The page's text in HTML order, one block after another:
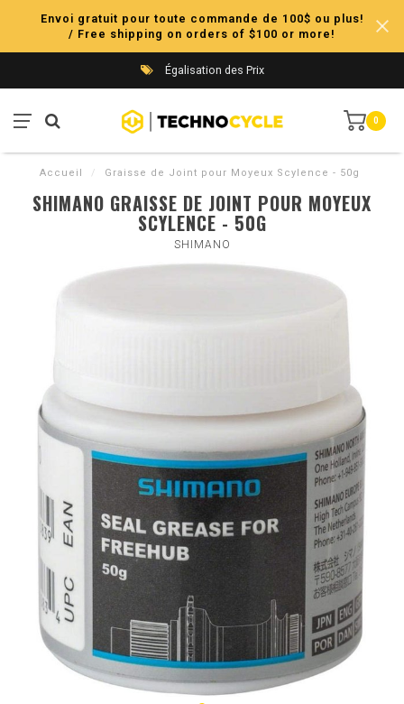
Envoi gratuit pour toute commande de 100$ ou plus!
/ Free shipping on orders of $100 or more!
Égalisation des Prix
0
Accueil / Graisse de Joint pour Moyeux Scylence - 50g
SHIMANO GRAISSE DE JOINT POUR MOYEUX
SCYLENCE - 50G
SHIMANO